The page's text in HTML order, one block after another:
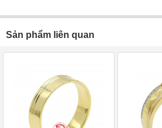
Sản phẩm liên quan